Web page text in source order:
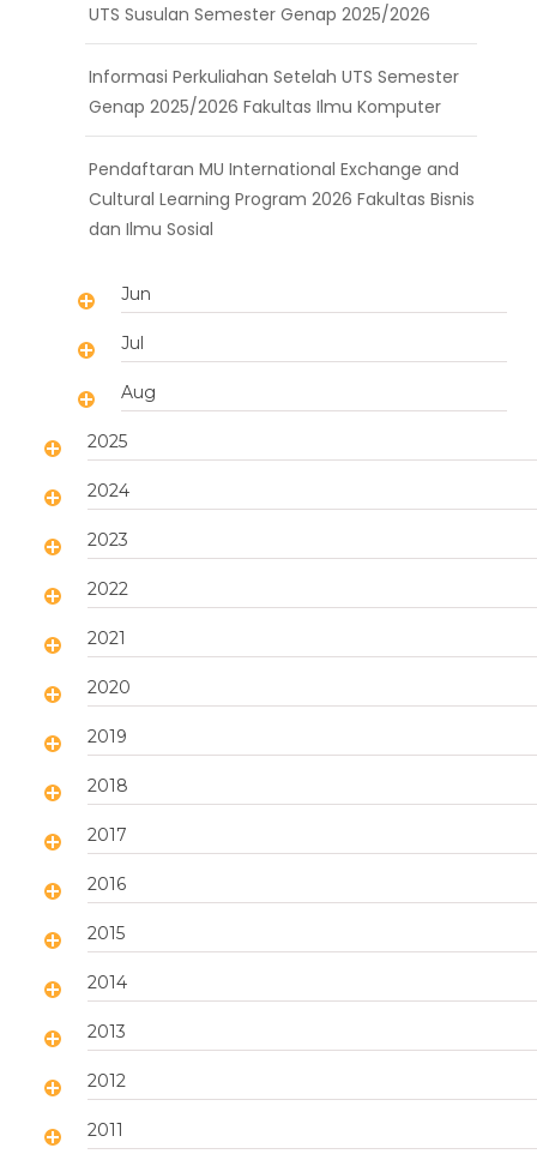
UTS Susulan Semester Genap 2025/2026
Informasi Perkuliahan Setelah UTS Semester
Genap 2025/2026 Fakultas Ilmu Komputer
Pendaftaran MU International Exchange and
Cultural Learning Program 2026 Fakultas Bisnis
dan Ilmu Sosial
Jun
Jul
Aug
2025
2024
2023
2022
2021
2020
2019
2018
2017
2016
2015
2014
2013
2012
2011